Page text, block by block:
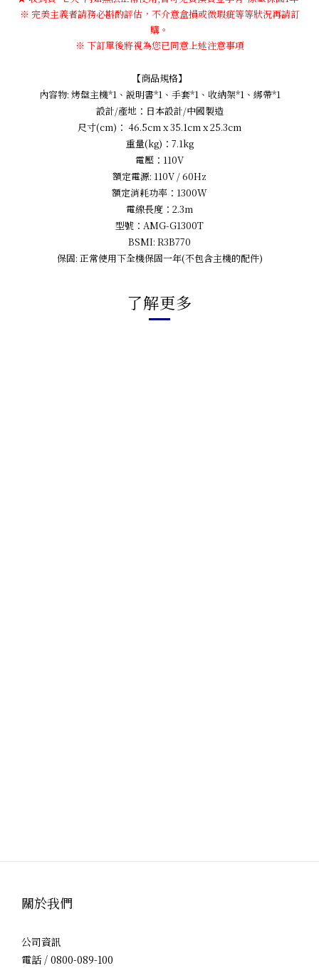
※ 完美主義者請務必斟酌評估，不介意盒損或微瑕疵等等狀況再請訂
購。
※ 下訂單後將視為您已同意上述注意事項
【商品規格】
內容物: 烤盤主機*1、説明書*1、手套*1、收納架*1、綁帶*1
設計/產地：日本設計/中國製造
尺寸(cm)： 46.5cm x 35.1cm x 25.3cm
重量(kg)：7.1kg
電壓：110V
額定電源: 110V / 60Hz
額定消耗功率：1300W
電線長度：2.3m
型號：AMG-G1300T
BSMI: R3B770
保固: 正常使用下全機保固一年(不包含主機的配件)
了解更多
關於我們
公司資訊
電話 / 0800-089-100